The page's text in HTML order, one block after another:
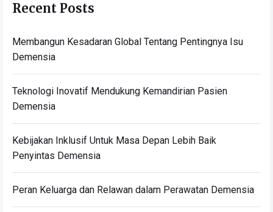
Recent Posts
Membangun Kesadaran Global Tentang Pentingnya Isu
Demensia
Teknologi Inovatif Mendukung Kemandirian Pasien
Demensia
Kebijakan Inklusif Untuk Masa Depan Lebih Baik
Penyintas Demensia
Peran Keluarga dan Relawan dalam Perawatan Demensia